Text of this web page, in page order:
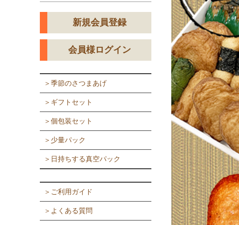
新規会員登録
会員様ログイン
＞季節のさつまあげ
＞ギフトセット
＞個包装セット
＞少量パック
＞日持ちする真空パック
＞ご利用ガイド
＞よくある質問